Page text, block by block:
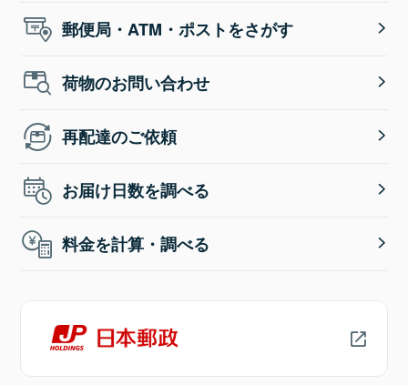
郵便局・ATM・ポストをさがす
荷物のお問い合わせ
再配達のご依頼
お届け日数を調べる
料金を計算・調べる